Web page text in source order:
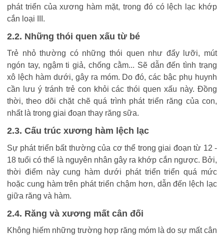
phát triển của xương hàm mặt, trong đó có lệch lạc khớp
cắn loại III.
2.2. Những thói quen xấu từ bé
Trẻ nhỏ thường có những thói quen như đẩy lưỡi, mút
ngón tay, ngậm ti giả, chống cằm... Sẽ dẫn đến tình trạng
xô lệch hàm dưới, gây ra móm. Do đó, các bậc phụ huynh
cần lưu ý tránh trẻ con khỏi các thói quen xấu này. Đồng
thời, theo dõi chặt chẽ quá trình phát triển răng của con,
nhất là trong giai đoạn thay răng sữa.
2.3. Cấu trúc xương hàm lệch lạc
Sự phát triển bất thường của cơ thể trong giai đoạn từ 12 -
18 tuổi có thể là nguyên nhân gây ra khớp cắn ngược. Bởi,
thời điểm này cung hàm dưới phát triển triển quá mức
hoặc cung hàm trên phát triển chậm hơn, dẫn đến lệch lạc
giữa răng và hàm.
2.4. Răng và xương mất cân đối
Không hiếm những trường hợp răng móm là do sự mất cân